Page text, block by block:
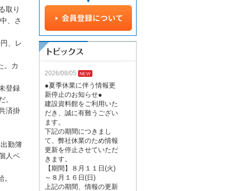
取り
、さ
、レ
。カ
登録
。
済掛
勤簿
人ベ
2026/08/05
●夏季休業に伴う情報更
新停止のお知らせ●
建設資料館をご利用いた
だき、誠に有難うござい
ます。
下記の期間につきまし
て、弊社休業のため情報
更新を停止させていただ
きます。
【期間】８月１１日(火)
～８月１６日(日)
上記の期間、情報の更新